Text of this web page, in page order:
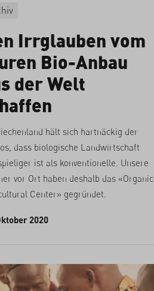
Irrglauben vom
Bio-Anbau
der Welt
hält sich hartnäckig der
dass biologische Landwirtschaft
ist als konventionelle. Unsere
vor Ort haben deshalb das «Organic
Center» gegründet.
2020